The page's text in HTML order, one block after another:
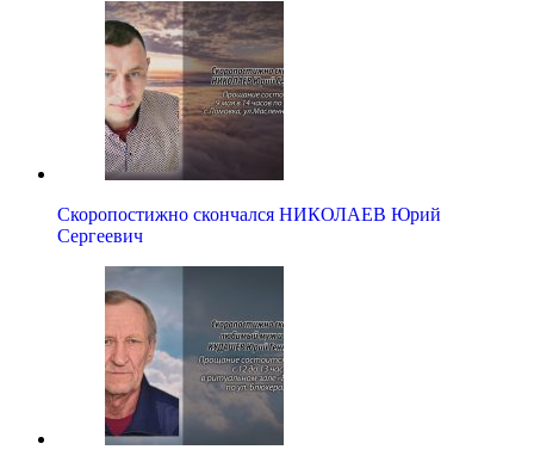
Скоропостижно скончался НИКОЛАЕВ Юрий
Сергеевич